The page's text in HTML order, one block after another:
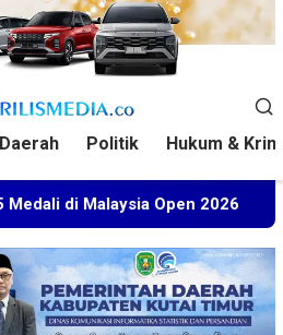
Daerah Politik Hukum &
Open 2026 Kuasa